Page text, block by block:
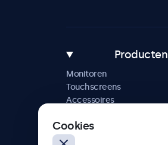
Producten
Monitoren
Touchscreens
Accessoires
Cookies